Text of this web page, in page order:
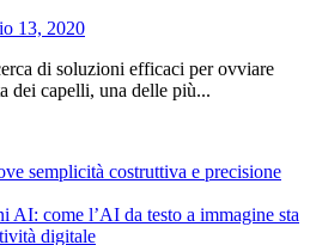
13, 2020
di soluzioni efficaci per ovviare
dei capelli, una delle più...
semplicità costruttiva e precisione
AI: come l’AI da testo a immagine sta
digitale